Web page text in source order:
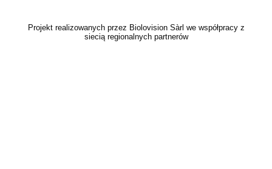
Projekt realizowanych przez Biolovision Sàrl we współpracy z
siecią regionalnych partnerów